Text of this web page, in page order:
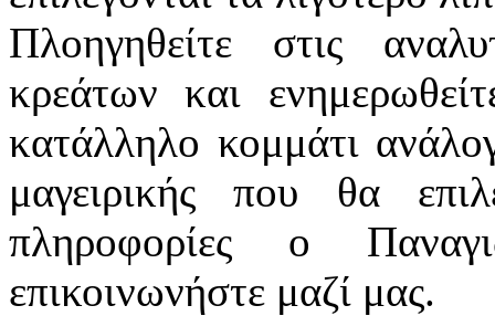
Πλοηγηθείτε στις
κρεάτων και
κατάλληλο κομμάτι
μαγειρικής που θα
πληροφορίες ο
επικοινωνήστε μαζί μας.